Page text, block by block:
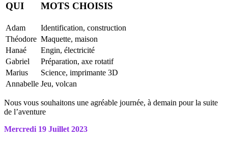
QUI MOTS CHOISIS
Adam
Identification, construction
Théodore Maquette, maison
Hanaé
Engin, électricité
Gabriel
Préparation, axe rotatif
Marius
Science, imprimante 3D
Annabelle Jeu, volcan
Nous vous souhaitons une agréable journée, à demain pour la suite
de l’aventure
Mercredi 19 Juillet 2023